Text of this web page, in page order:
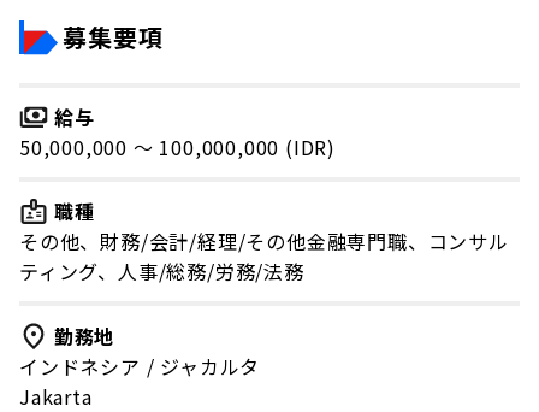
募集要項
給与
50,000,000 〜 100,000,000 (IDR)
職種
その他、財務/会計/経理/その他金融専門職、コンサル
ティング、人事/総務/労務/法務
勤務地
インドネシア / ジャカルタ
Jakarta